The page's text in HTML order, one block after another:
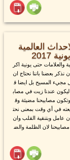
العالمية
والعلامات حتى يونية اكر
بعضنا باننا نحتاج ان
مجيء المسيح بل ايضا ق
عندنا زيت في مصاب
مصابيحنا مضيئة وق
في أي وقت بمعنى نحت
عامل وبتنقية القلب وان
لان الظلمة والض